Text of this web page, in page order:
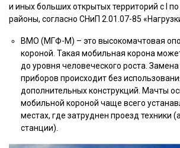
и иных больших открытых территорий с I
районы, согласно СНиП 2.01.07-85
ВМО (МГФ-М) – это высокомачтовая
короной. Такая мобильная корона
до уровня человеческого роста.
приборов происходит без
дополнительных конструкций. Мачты
мобильной короной чаще всего
местах, где затруднен проезд техники
станции).